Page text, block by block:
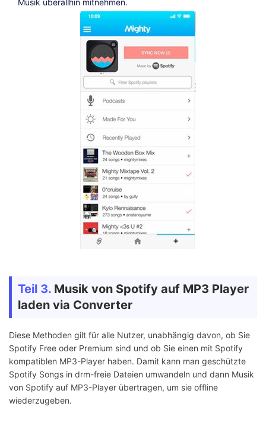
Teil 3. Musik von Spotify auf MP3 Player
laden via Converter
Diese Methoden gilt für alle Nutzer, unabhängig davon, ob Sie
Spotify Free oder Premium sind und ob Sie einen mit Spotify
kompatiblen MP3-Player haben. Damit kann man geschützte
Spotify Songs in drm-freie Dateien umwandeln und dann Musik
von Spotify auf MP3-Player übertragen, um sie offline
wiederzugeben.